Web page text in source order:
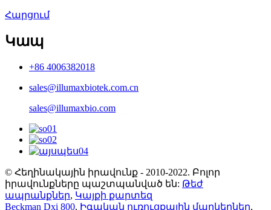
Հարցում
Կապ
+86 4006382018
sales@illumaxbiotek.com.cn
sales@illumaxbio.com
© Հեղինակային իրավունք - 2010-2022. Բոլոր
իրավունքները պաշտպանված են: Թեժ
ապրանքներ, Կայքի քարտեզ
Beckman Dxi 800, Իգական ուռուցքային մարկերներ,